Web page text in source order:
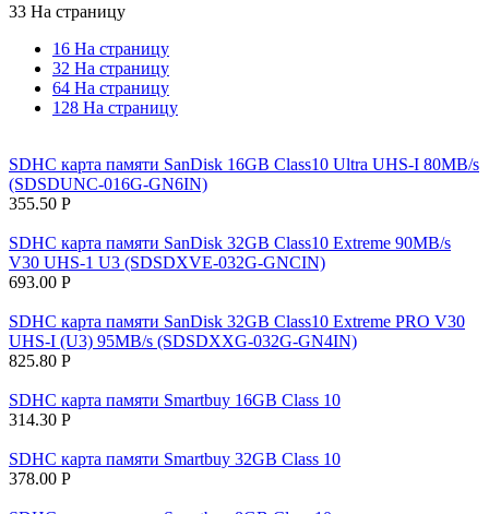
33 На страницу
16 На страницу
32 На страницу
64 На страницу
128 На страницу
SDHC карта памяти SanDisk 16GB Class10 Ultra UHS-I 80MB/s
(SDSDUNC-016G-GN6IN)
355.50 Р
SDHC карта памяти SanDisk 32GB Class10 Extreme 90MB/s
V30 UHS-1 U3 (SDSDXVE-032G-GNCIN)
693.00 Р
SDHC карта памяти SanDisk 32GB Class10 Extreme PRO V30
UHS-I (U3) 95MB/s (SDSDXXG-032G-GN4IN)
825.80 Р
SDHC карта памяти Smartbuy 16GB Class 10
314.30 Р
SDHC карта памяти Smartbuy 32GB Class 10
378.00 Р